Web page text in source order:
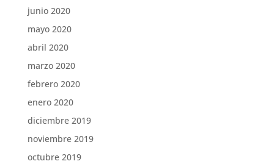
junio 2020
mayo 2020
abril 2020
marzo 2020
febrero 2020
enero 2020
diciembre 2019
noviembre 2019
octubre 2019